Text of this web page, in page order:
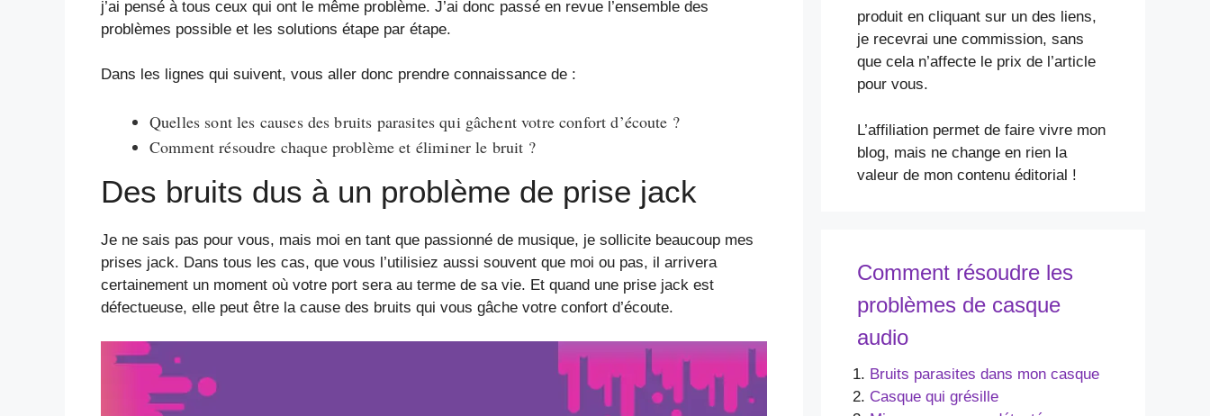
j’ai pensé à tous ceux qui ont le même problème. J’ai donc passé en revue l’ensemble des
problèmes possible et les solutions étape par étape.
Dans les lignes qui suivent, vous aller donc prendre connaissance de :
Quelles sont les causes des bruits parasites qui gâchent votre confort d’écoute ?
Comment résoudre chaque problème et éliminer le bruit ?
Des bruits dus à un problème de prise jack
Je ne sais pas pour vous, mais moi en tant que passionné de musique, je sollicite beaucoup mes
prises jack. Dans tous les cas, que vous l’utilisiez aussi souvent que moi ou pas, il arrivera
certainement un moment où votre port sera au terme de sa vie. Et quand une prise jack est
défectueuse, elle peut être la cause des bruits qui vous gâche votre confort d’écoute.
produit en cliquant sur un des liens,
je recevrai une commission, sans
que cela n’affecte le prix de l’article
pour vous.
L’affiliation permet de faire vivre mon
blog, mais ne change en rien la
valeur de mon contenu éditorial !
Comment résoudre les
problèmes de casque
audio
Bruits parasites dans mon casque
Casque qui grésille